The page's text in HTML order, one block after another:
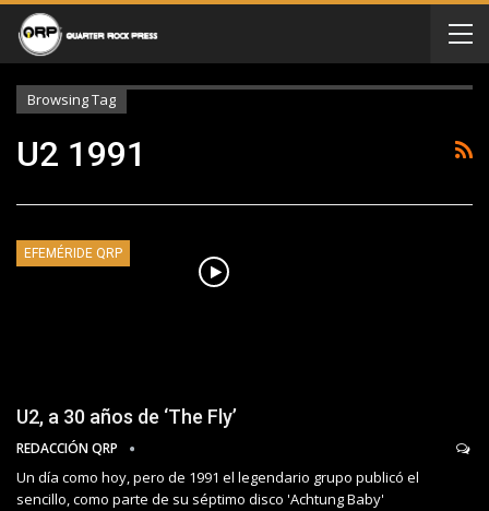
Browsing Tag
U2 1991
EFEMÉRIDE QRP
U2, a 30 años de ‘The Fly’
REDACCIÓN QRP
Un día como hoy, pero de 1991 el legendario grupo publicó el
sencillo, como parte de su séptimo disco 'Achtung Baby'